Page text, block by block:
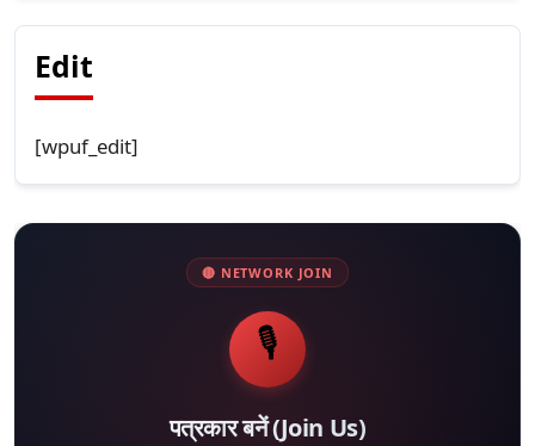
Edit
[wpuf_edit]
🔴 NETWORK JOIN
🎙️
पत्रकार बनें (Join Us)